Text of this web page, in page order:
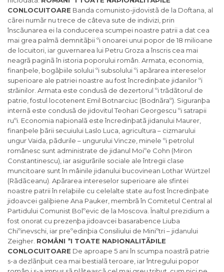
CONLOCUITOARE Banda comunisto-jidovistã de la Doftana, al
cãrei numãr nu trece de câteva sute de indivizi, prin
înscãunarea ei la conducerea scumpei noastre patrii a dat cea
mai grea palmã demnitãþii ºi onoarei unui popor de 18 milioane
de locuitori, iar guvernarea lui Petru Groza a înscris cea mai
neagrã paginã în istoria poporului român. Armata, economia,
finanþele, bogãþiile solului ºi subsolului ºi apãrarea intereselor
superioare ale patriei noastre au fost încredinþate jidanilor ºi
strãinilor. Armata este condusã de dezertorul ºi trãdãtorul de
patrie, fostul locotenent Emil Botnarciuc (Bodnãraº). Siguranþa
internã este condusã de jidovitul Teohari Georgescu ºi satrapii
ruºi. Economia naþionalã este încredinþatã jidanului Maurer,
finanþele þãrii secuiului Laslo Luca, agricultura – cizmarului
ungur Vaida, pãdurile – ungurului Vincze, minele ºi petrolul
românesc sunt administrate de jidanul Moiºe Cohn (Miron
Constantinescu), iar asigurãrile sociale ale întregii clase
muncitoare sunt în mâinile jidanului bucovinean Lothar Würtzel
(Rãdãceanu). Apãrarea intereselor superioare ale sfintei
noastre patrii în relaþiile cu celelalte state au fost încredinþate
jidoavcei galiþiene Ana Pauker, membrã în Comitetul Central al
Partidului Comunist Bolºevic de la Moscova. Înaltul prezidium a
fost onorat cu prezenþa jidoavcei basarabence Liuba
Chiºinevschi, iar preºedinþia Consiliului de Miniºtri – jidanului
Zeigher. ROMÂNI ªI TOATE NAÞIONALITÃÞILE
CONLOCUITOARE De aproape 5 ani în scumpa noastrã patrie
s-a dezlãnþuit cea mai bestialã teroare, iar întregului popor